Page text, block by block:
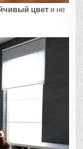
цвет и не